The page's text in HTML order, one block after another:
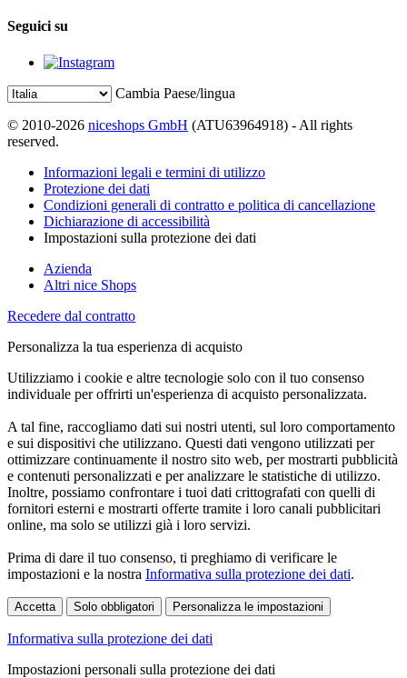
Seguici su
Cambia Paese/lingua
© 2010-2026 niceshops GmbH (ATU63964918) - All rights
reserved.
Informazioni legali e termini di utilizzo
Protezione dei dati
Condizioni generali di contratto e politica di cancellazione
Dichiarazione di accessibilità
Impostazioni sulla protezione dei dati
Azienda
Altri nice Shops
Recedere dal contratto
Personalizza la tua esperienza di acquisto
Utilizziamo i cookie e altre tecnologie solo con il tuo consenso
individuale per offrirti un'esperienza di acquisto personalizzata.
A tal fine, raccogliamo dati sui nostri utenti, sul loro comportamento
e sui dispositivi che utilizzano. Questi dati vengono utilizzati per
ottimizzare continuamente il nostro sito web, per mostrarti pubblicità
e contenuti personalizzati e per analizzare le statistiche di utilizzo.
Inoltre, possiamo confrontare i tuoi dati crittografati con quelli di
fornitori esterni e mostrarti offerte tramite i loro canali pubblicitari
online, ma solo se utilizzi già i loro servizi.
Prima di dare il tuo consenso, ti preghiamo di verificare le
impostazioni e la nostra Informativa sulla protezione dei dati.
Accetta Solo obbligatori Personalizza le impostazioni
Informativa sulla protezione dei dati
Impostazioni personali sulla protezione dei dati